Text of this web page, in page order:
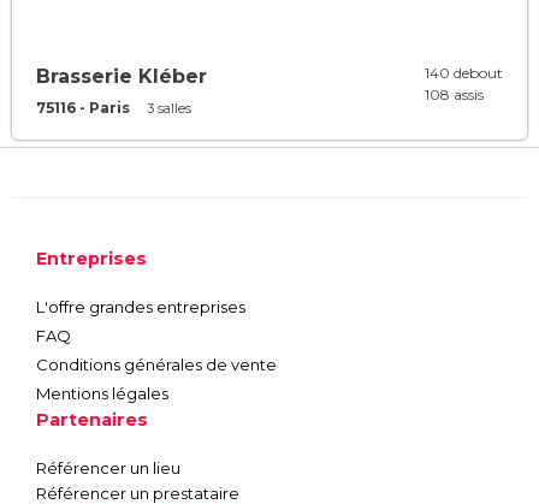
Brasserie Kléber
75116 - Paris 3 salles
140 debout
108 assis
Entreprises
L'offre grandes entreprises
FAQ
Conditions générales de vente
Mentions légales
Partenaires
Référencer un lieu
Référencer un prestataire